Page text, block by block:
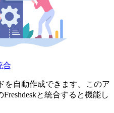
合
を自動作成できます。このア
と統合すると機能し